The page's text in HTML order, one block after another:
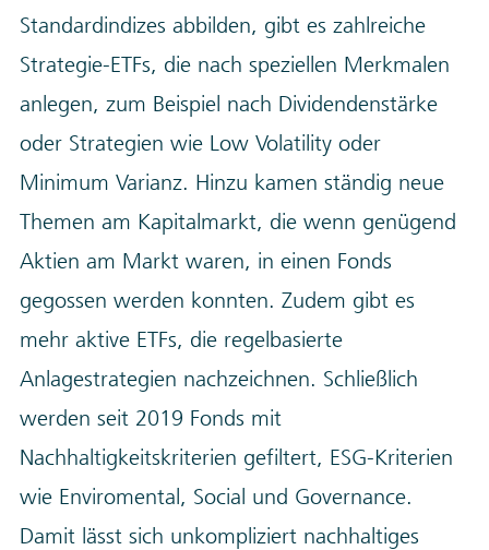
Standardindizes abbilden, gibt es zahlreiche
Strategie-ETFs, die nach speziellen Merkmalen
anlegen, zum Beispiel nach Dividendenstärke
oder Strategien wie Low Volatility oder
Minimum Varianz. Hinzu kamen ständig neue
Themen am Kapitalmarkt, die wenn genügend
Aktien am Markt waren, in einen Fonds
gegossen werden konnten. Zudem gibt es
mehr aktive ETFs, die regelbasierte
Anlagestrategien nachzeichnen. Schließlich
werden seit 2019 Fonds mit
Nachhaltigkeitskriterien gefiltert, ESG-Kriterien
wie Enviromental, Social und Governance.
Damit lässt sich unkompliziert nachhaltiges